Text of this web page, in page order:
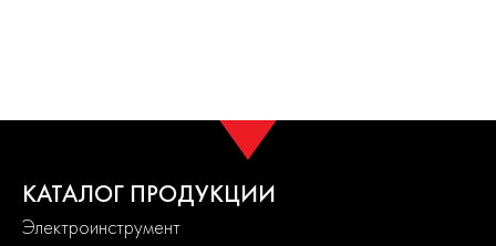
КАТАЛОГ ПРОДУКЦИИ
Электроинструмент